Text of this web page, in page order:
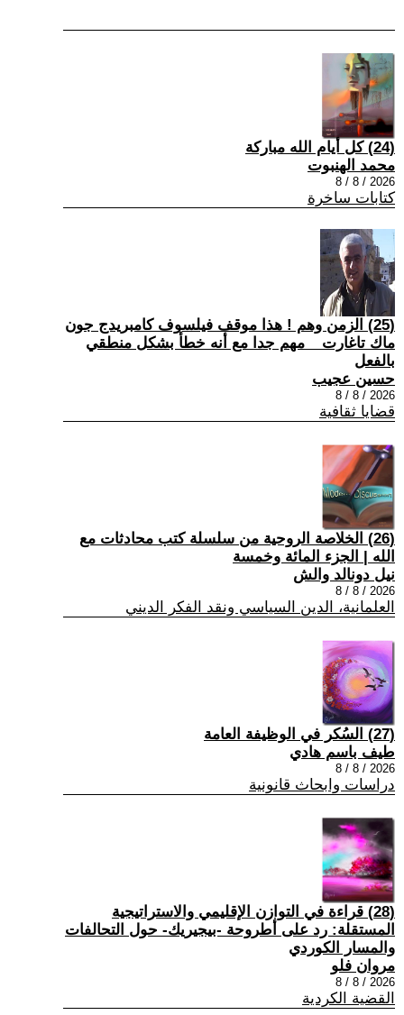
(24) كل أيام الله مباركة
محمد الهنبوت
2026 / 8 / 8
كتابات ساخرة
(25) الزمن وهم ! هذا موقف فيلسوف كامبريدج جون
ماك تاغارت _ مهم جدا مع أنه خطأ بشكل منطقي
بالفعل
حسين عجيب
2026 / 8 / 8
قضايا ثقافية
(26) الخلاصة الروحية من سلسلة كتب محادثات مع
الله | الجزء المائة وخمسة
نيل دونالد والش
2026 / 8 / 8
العلمانية، الدين السياسي ونقد الفكر الديني
(27) السُكر في الوظيفة العامة
طيف باسم هادي
2026 / 8 / 8
دراسات وابحاث قانونية
(28) قراءة في التوازن الإقليمي والاستراتيجية
المستقلة: رد على أطروحة -بيجيريك- حول التحالفات
والمسار الكوردي
مروان فلو
2026 / 8 / 8
القضية الكردية